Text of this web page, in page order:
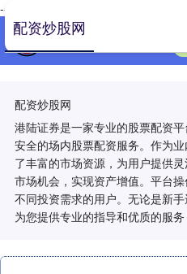
-->
配资炒股网
港陆证券是一家专业的股票配资平
安全的场内股票配资服务。作为
了丰富的市场资源，为用户提供
市场机会，实现资产增值。平台
不同投资需求的用户。无论是新
为您提供专业的指导和优质的服
配资炒股网